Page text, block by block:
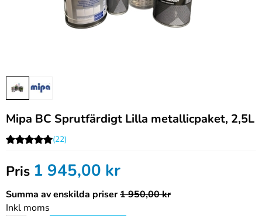
Mipa BC Sprutfärdigt Lilla metallicpaket, 2,5L
(22)
Pris 1 945,00 kr
Summa av enskilda priser1 950,00 kr
Inkl moms